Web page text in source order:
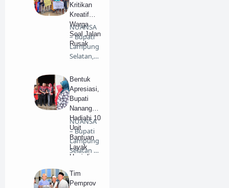
Kritikan
Kreatif
Warga
Soal Jalan
Rusak
NUANSA
– Bupati
Lampung
Selatan,
Egi Pra…
Bentuk
Apresiasi,
Bupati
Nanang
Hadiahi 10
Unit
Bantuan
Layak
Huni di
NUANSA
– Bupati
Lampung
Selatan H.
Ermant…
Tim
Pemprov